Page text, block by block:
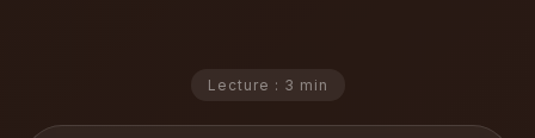
Lecture : 3 min